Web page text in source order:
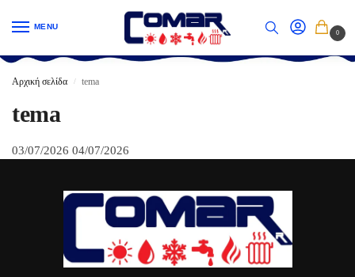
MENU
0
Αρχική σελίδα / tema
tema
03/07/2026 04/07/2026